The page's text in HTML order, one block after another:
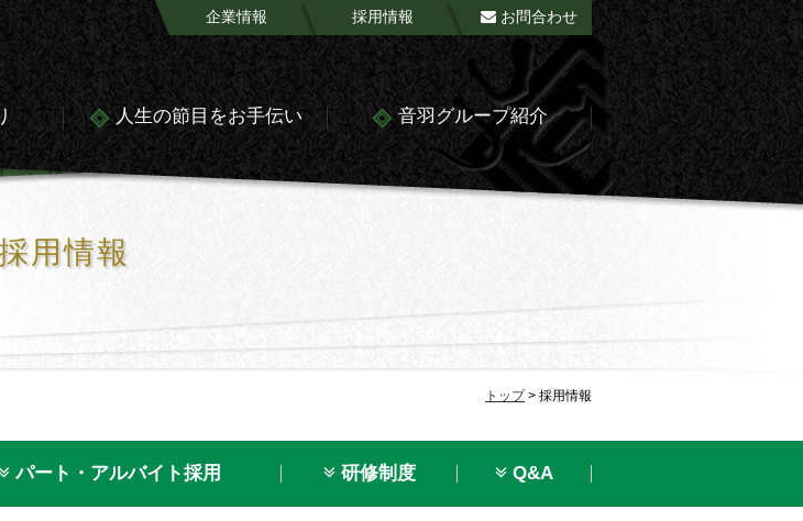
企業情報 採用情報 お問合わせ
人生の節目をお手伝い 音羽グループ紹介
用情報
トップ> 採用情報
パート・アルバイト採用 研修制度 Q&A